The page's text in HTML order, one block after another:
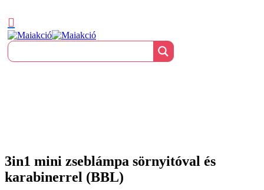
3in1 mini zseblámpa sörnyitóval és
karabinerrel (BBL)